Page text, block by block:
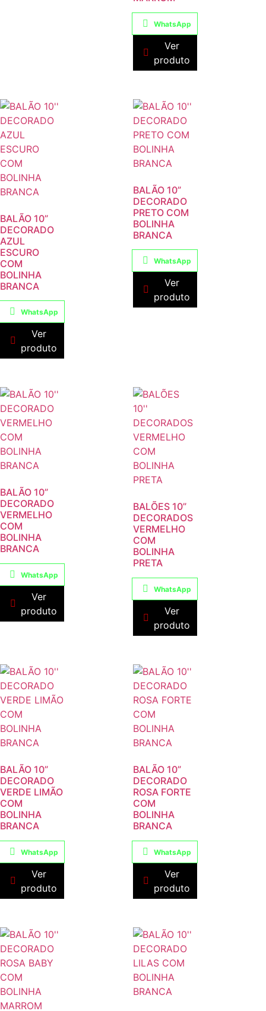
WhatsApp
Ver
produto
BALÃO 10”
DECORADO
AZUL
ESCURO
COM
BOLINHA
BRANCA
WhatsApp
Ver
produto
BALÃO 10”
DECORADO
PRETO COM
BOLINHA
BRANCA
WhatsApp
Ver
produto
BALÃO 10”
DECORADO
VERMELHO
COM
BOLINHA
BRANCA
WhatsApp
Ver
produto
BALÕES 10”
DECORADOS
VERMELHO
COM
BOLINHA
PRETA
WhatsApp
Ver
produto
BALÃO 10”
DECORADO
VERDE LIMÃO
COM
BOLINHA
BRANCA
WhatsApp
Ver
produto
BALÃO 10”
DECORADO
ROSA FORTE
COM
BOLINHA
BRANCA
WhatsApp
Ver
produto